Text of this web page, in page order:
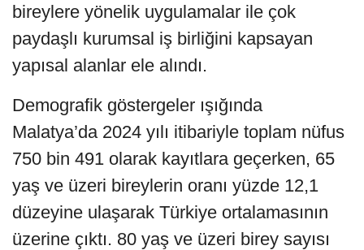
bireylere yönelik uygulamalar ile çok
paydaşlı kurumsal iş birliğini kapsayan
yapısal alanlar ele alındı.
Demografik göstergeler ışığında
Malatya’da 2024 yılı itibariyle toplam nüfus
750 bin 491 olarak kayıtlara geçerken, 65
yaş ve üzeri bireylerin oranı yüzde 12,1
düzeyine ulaşarak Türkiye ortalamasının
üzerine çıktı. 80 yaş ve üzeri birey sayısı